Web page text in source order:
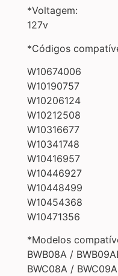
*Voltagem:
127v
*Códigos
W10674006
W10190757
W10206124
W10212508
W10316677
W10341748
W10416957
W10446927
W10448499
W10454368
W10471356
*Modelos
BWB08A /
BWC08A /